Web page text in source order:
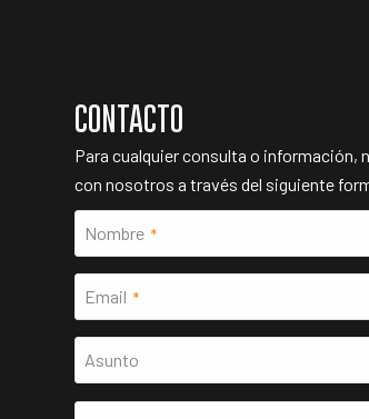
CONTACTO
Para cualquier consulta o información,
con nosotros a través del siguiente
Nombre *
Email *
Asunto